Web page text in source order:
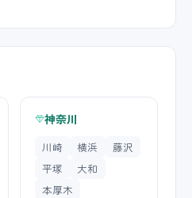
神奈川
川崎 横浜
藤沢
平塚
大和
本厚木